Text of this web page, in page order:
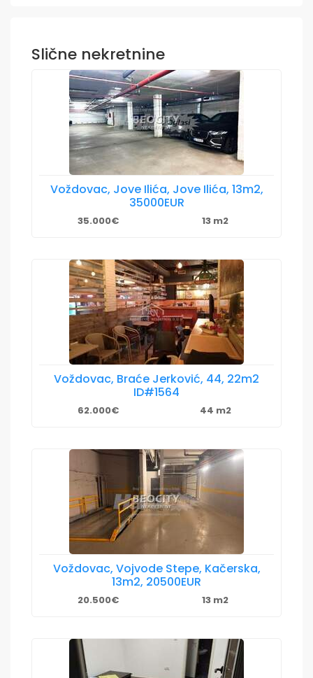
Slične nekretnine
Voždovac, Jove Ilića, Jove Ilića, 13m2,
35000EUR
35.000€ 13 m2
Voždovac, Braće Jerković, 44, 22m2
ID#1564
62.000€ 44 m2
Voždovac, Vojvode Stepe, Kačerska,
13m2, 20500EUR
20.500€ 13 m2